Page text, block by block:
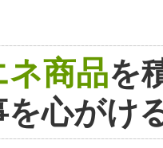
ネ商品を
を心がけ